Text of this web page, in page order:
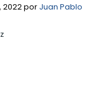
2022 por Juan Pablo